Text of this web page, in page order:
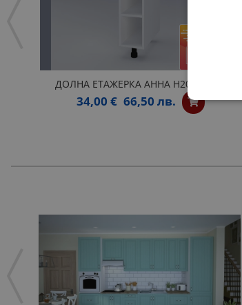
ДОЛНА ЕТАЖЕРКА АННА Н20П БЯЛА
34,00 € 66,50 лв.